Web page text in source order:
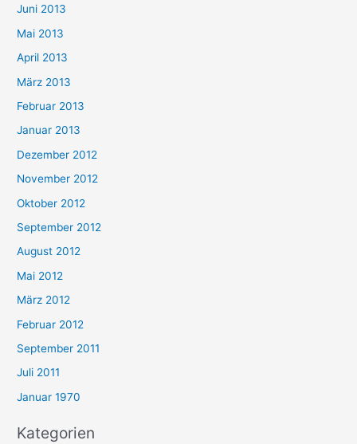
Juni 2013
Mai 2013
April 2013
März 2013
Februar 2013
Januar 2013
Dezember 2012
November 2012
Oktober 2012
September 2012
August 2012
Mai 2012
März 2012
Februar 2012
September 2011
Juli 2011
Januar 1970
Kategorien